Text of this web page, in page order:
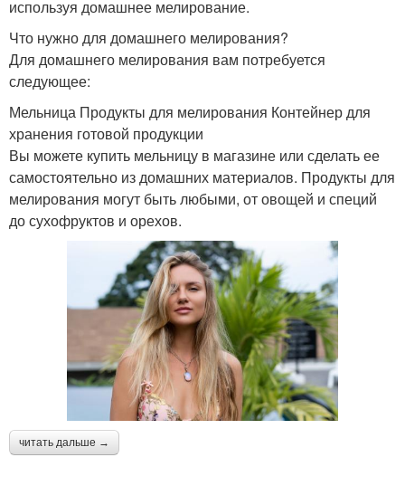
используя домашнее мелирование.
Что нужно для домашнего мелирования?
Для домашнего мелирования вам потребуется
следующее:
Мельница Продукты для мелирования Контейнер для
хранения готовой продукции
Вы можете купить мельницу в магазине или сделать ее
самостоятельно из домашних материалов. Продукты для
мелирования могут быть любыми, от овощей и специй
до сухофруктов и орехов.
читать дальше →